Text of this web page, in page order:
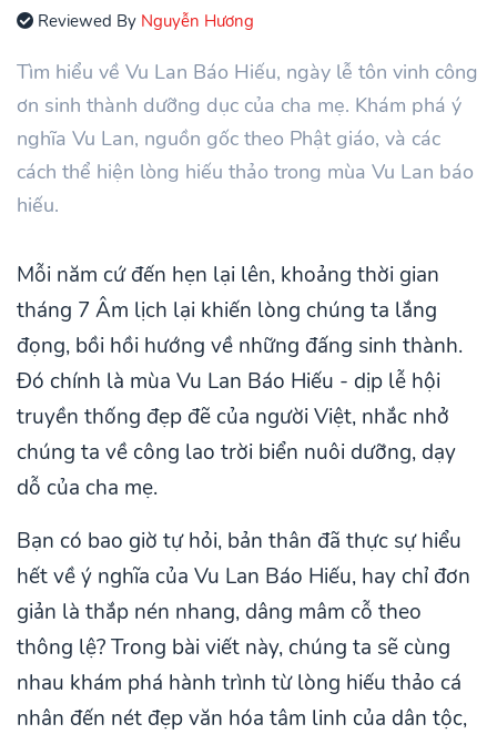
Reviewed By Nguyễn Hương
Tìm hiểu về Vu Lan Báo Hiếu, ngày lễ tôn vinh công
ơn sinh thành dưỡng dục của cha mẹ. Khám phá ý
nghĩa Vu Lan, nguồn gốc theo Phật giáo, và các
cách thể hiện lòng hiếu thảo trong mùa Vu Lan báo
hiếu.
Mỗi năm cứ đến hẹn lại lên, khoảng thời gian
tháng 7 Âm lịch lại khiến lòng chúng ta lắng
đọng, bồi hồi hướng về những đấng sinh thành.
Đó chính là mùa Vu Lan Báo Hiếu - dịp lễ hội
truyền thống đẹp đẽ của người Việt, nhắc nhở
chúng ta về công lao trời biển nuôi dưỡng, dạy
dỗ của cha mẹ.
Bạn có bao giờ tự hỏi, bản thân đã thực sự hiểu
hết về ý nghĩa của Vu Lan Báo Hiếu, hay chỉ đơn
giản là thắp nén nhang, dâng mâm cỗ theo
thông lệ? Trong bài viết này, chúng ta sẽ cùng
nhau khám phá hành trình từ lòng hiếu thảo cá
nhân đến nét đẹp văn hóa tâm linh của dân tộc,